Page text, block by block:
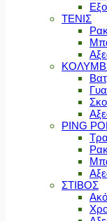
ΤΕΝΙΣ
PING
ΣΤΙΒΟΣ